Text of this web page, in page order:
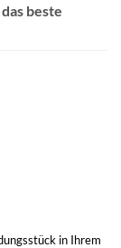
beste
in Ihrem